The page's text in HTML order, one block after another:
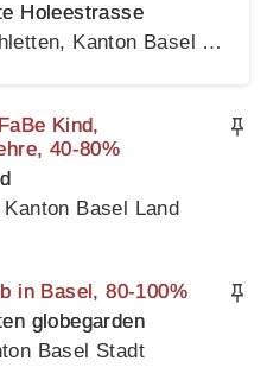
Holeestrasse
4054 Basel-Bachletten, Kanton Basel Stadt
Kind,
40-80%
Basel Land
in Basel, 80-100%
globegarden
Basel Stadt